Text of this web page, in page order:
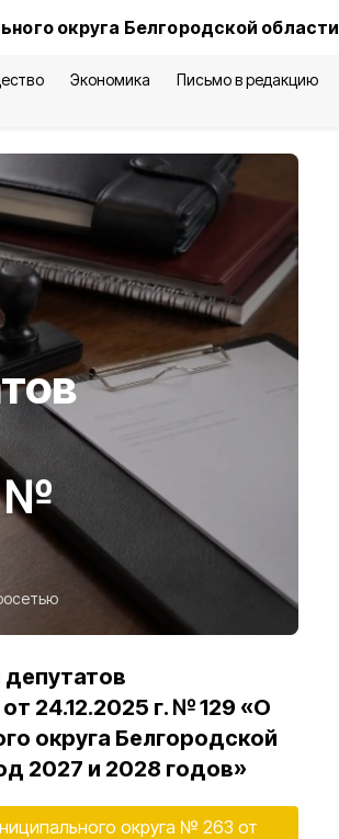
округа Белгородской области
Экономика Письмо в редакцию
№
24.12.2025 г. № 129 «О
округа Белгородской
2027 и 2028 годов»
округа № 263 от